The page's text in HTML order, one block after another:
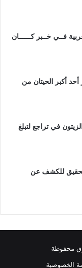
فــي خــبر كــــــان
أكبر الحيتان من
في تراجع لتبلغ
تحقيق للكشف عن
الخصوصية